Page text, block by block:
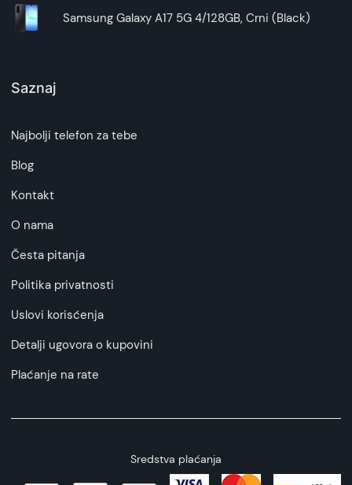
Samsung Galaxy A17 5G 4/128GB, Crni (Black)
Saznaj
Najbolji telefon za tebe
Blog
Kontakt
O nama
Česta pitanja
Politika privatnosti
Uslovi korisćenja
Detalji ugovora o kupovini
Plaćanje na rate
Sredstva plaćanja